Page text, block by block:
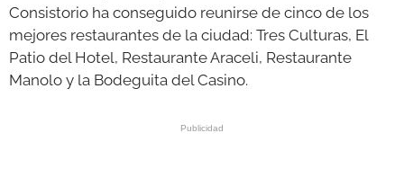
Consistorio ha conseguido reunirse de cinco de los
mejores restaurantes de la ciudad: Tres Culturas, El
Patio del Hotel, Restaurante Araceli, Restaurante
Manolo y la Bodeguita del Casino.